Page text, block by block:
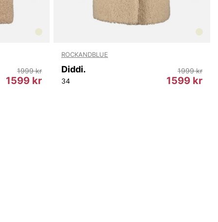
1599 kr
1999 kr
ROCKANDBLUE
Diddi.
34 1599 kr
1999 kr